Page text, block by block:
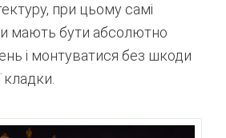
при цьому самі
мають бути абсолютно
і монтуватися без шкоди
кладки.